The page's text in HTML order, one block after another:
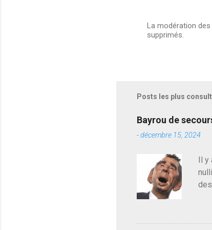
E
t
e
u
m
m
e
La modération
supprimés.
Posts les plus
Bayrou de
-décembre 15, 2024
Il
du